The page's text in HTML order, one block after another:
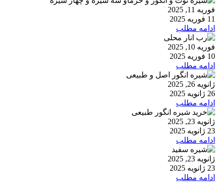
فوریه 11, 2025
11 فوریه 2025
ادامه مطلب
فوریه 10, 2025
10 فوریه 2025
ادامه مطلب
ژانویه 26, 2025
26 ژانویه 2025
ادامه مطلب
ژانویه 23, 2025
23 ژانویه 2025
ادامه مطلب
ژانویه 23, 2025
23 ژانویه 2025
ادامه مطلب